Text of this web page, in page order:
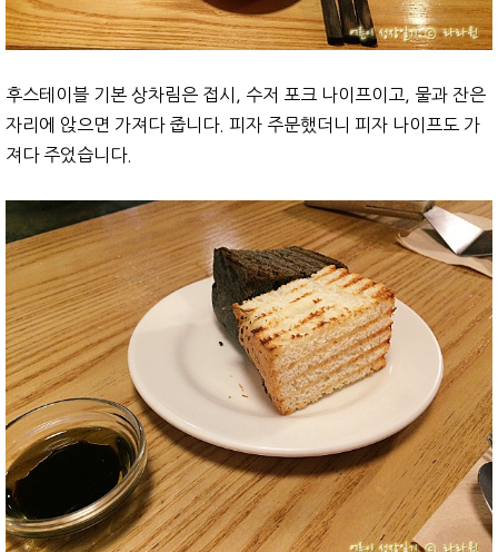
후스테이블 기본 상차림은 접시, 수저 포크 나이프이고, 물과 잔은
자리에 앉으면 가져다 줍니다. 피자 주문했더니 피자 나이프도 가
져다 주었습니다.